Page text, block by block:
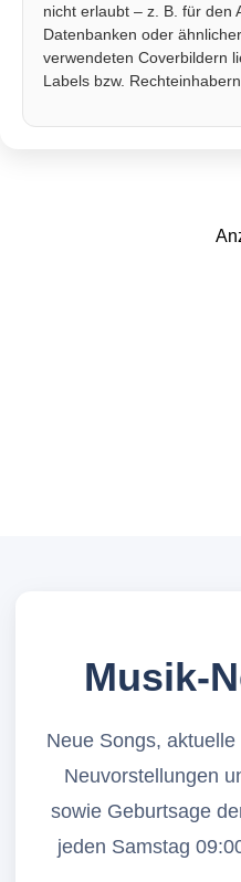
nicht erlaubt – z. B. für den
Datenbanken oder
verwendeten Coverbildern
Labels bzw. Rechteinhabern.
Musik-
Neue Songs,
Neuvorstellungen
sowie Geburtsage
jeden Samstag